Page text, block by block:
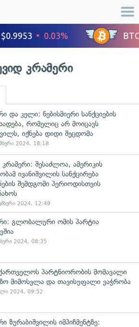
კრამერი
და კელი: ნებისმიერი სანქციების
რომელიც არ მოიცავს
იქნება დიდი შეცდომა
2024, 18:18
შესაძლოა, ამერიკის
ივანიშვილის სანქცირება
შემდგომი პერიოდისთვის
2024, 12:49
გლობალური ომის პარტია
2024, 08:35
პარტნიორობის მომავალი
მიმოსვლა და თავისუფალი ვაჭრობა
2024, 09:52
ზურაბიშვილის იმპიჩმენტზე: